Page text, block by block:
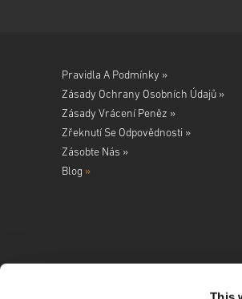
Pravidla A Podmínky »
Zásady Ochrany Osobních Údajů »
Zásady Vrácení Peněz »
Zřeknutí Se Odpovědnosti »
Zásobte Nás »
Blog »